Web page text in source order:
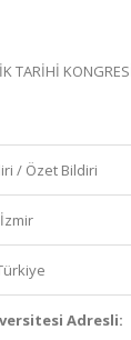
TARİHİ
/ Özet Bildiri
İzmir
Adresli: